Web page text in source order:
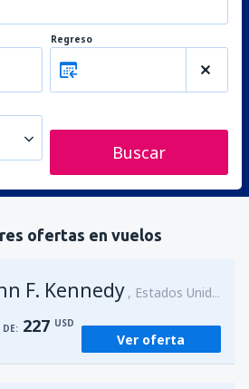
Regreso
Buscar
ofertas en vuelos
F. Kennedy Estados Unidos
227 USD
Ver oferta